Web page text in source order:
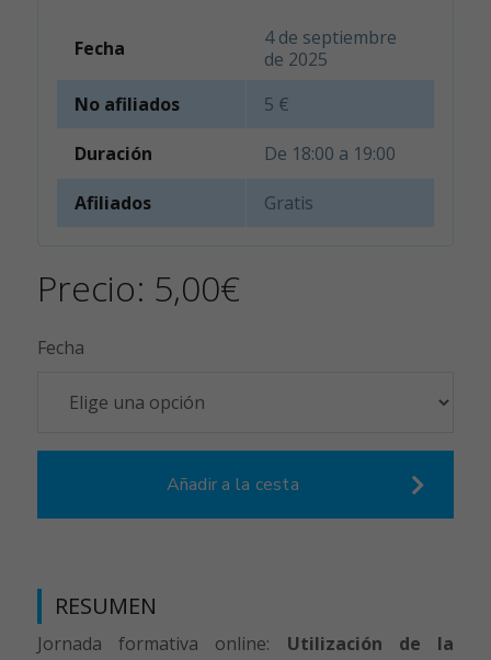
Fecha
4 de septiembre
de 2025
No afiliados
5 €
Duración De 18:00 a 19:00
Afiliados Gratis
Precio: 5,00€
Fecha
Añadir a la cesta
RESUMEN
Jornada formativa online: Utilización de la